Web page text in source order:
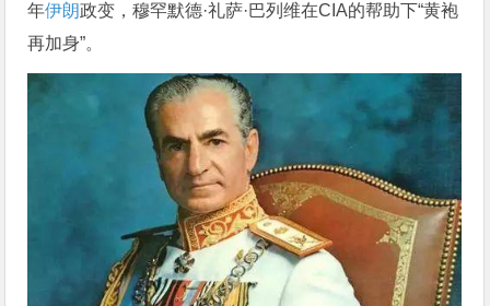
年伊朗政变，穆罕默德·礼萨·巴列维在CIA的帮助下“黄袍
再加身”。